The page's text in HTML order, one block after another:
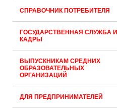
СПРАВОЧНИК ПОТРЕБИТЕЛЯ
ГОСУДАРСТВЕННАЯ СЛУЖБА И
КАДРЫ
ВЫПУСКНИКАМ СРЕДНИХ
ОБРАЗОВАТЕЛЬНЫХ
ОРГАНИЗАЦИЙ
ДЛЯ ПРЕДПРИНИМАТЕЛЕЙ